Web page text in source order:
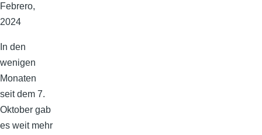
Febrero,
2024
In den
wenigen
Monaten
seit dem 7.
Oktober gab
es weit mehr